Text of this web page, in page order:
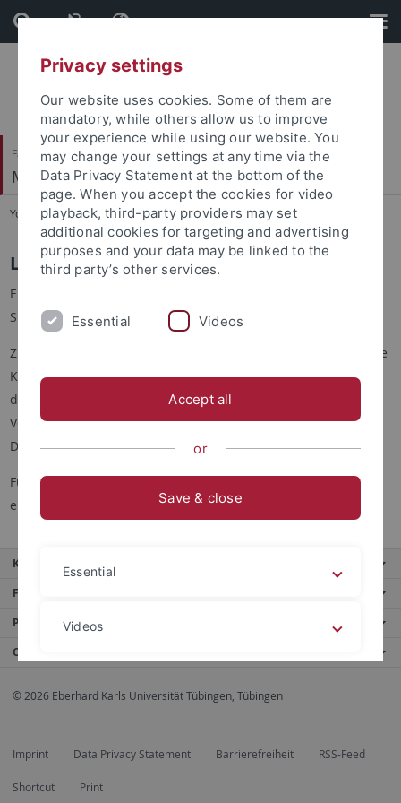
Skip
to
content
Skip
to
footer
Faculty of Catholic Theology
Mittlere und Neuere Kirchengeschichte
You are here: Home ... Studium
Lehrveranstaltungen und Prüfungen
Eine ausführliche Darstellung der Lehrveranstaltungen finden
Sie auf Alma.
Zu den Prüfungsmodalitäten für das Fach Mittlere und Neuere
Kirchengeschichte beachten Sie bitte die Informationen aus
den Prüfungsordnungen, den Modulhandbüchern und den
Veröffentlichungen der entsprechenden Modulkonferenzen.
Diese finden Sie im Bereich
Studium der Fakultät.
Für Sonderprüfungsformen kontaktieren Sie bitte die
entsprechende Person aus dem Teamdes Lehrstuhls.
Key services
Further services
Portals
Contact us
© 2026 Eberhard Karls Universität Tübingen, Tübingen
Imprint Data Privacy Statement Barrierefreiheit RSS-Feed
Shortcut Print
Privacy settings
Our website uses cookies. Some of them are
mandatory, while others allow us to improve
your experience while using our website. You
may change your settings at any time via the
Data Privacy Statement at the bottom of the
page. When you accept the cookies for video
playback, third-party providers may set
additional cookies for targeting and advertising
purposes and your data may be linked to the
third party’s other services.
Essential Videos
Accept all
or
Save & close
Essential
Videos
Legal details Privacy policy